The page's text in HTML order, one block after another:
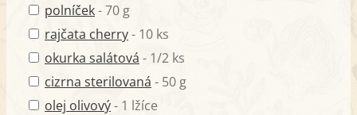
polníček- 70 g
rajčata cherry- 10 ks
okurka salátová - 1/2 ks
cizrna sterilovaná - 50 g
olej olivový- 1 lžíce